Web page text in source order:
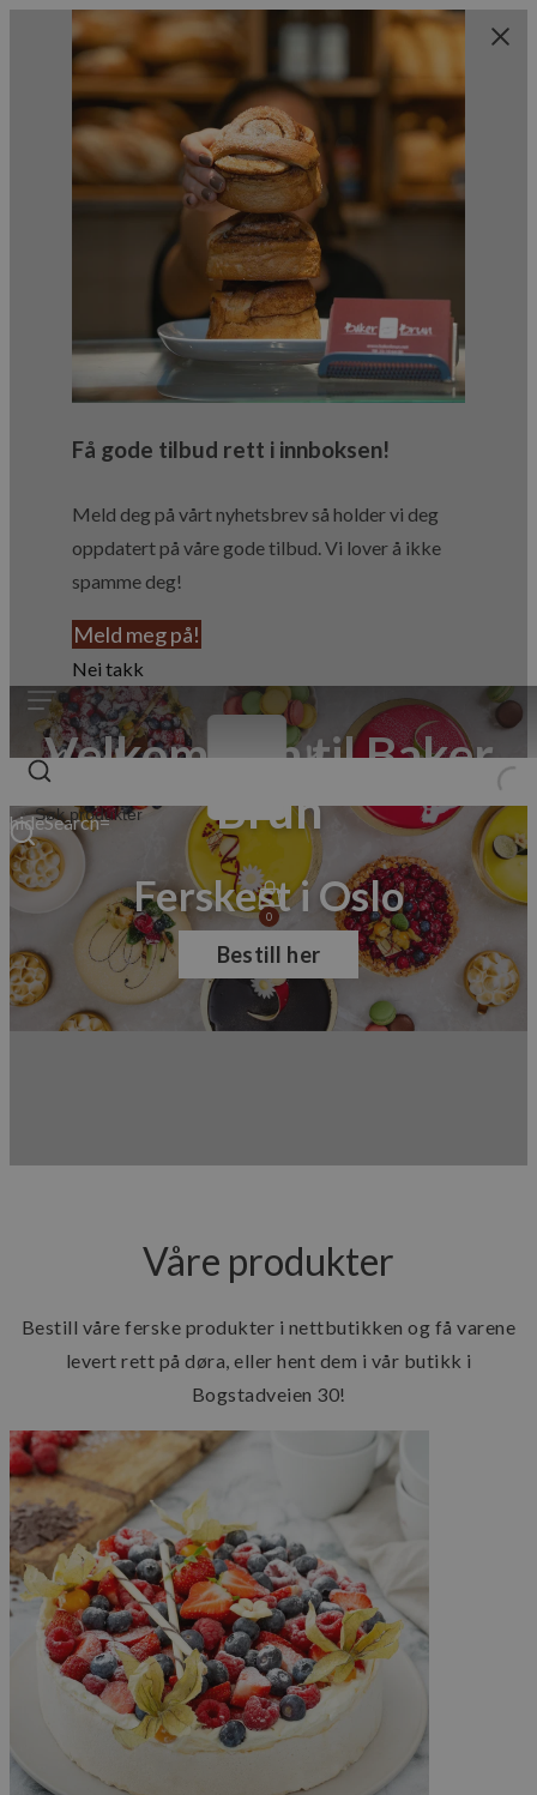
Få gode tilbud rett i innboksen!
Meld deg på vårt nyhetsbrev så holder vi deg
oppdatert på våre gode tilbud. Vi lover å ikke
spamme deg!
Meld meg på!
Nei takk
0
hideSearch=
Velkommen til Baker
Brun
Ferskest i Oslo
Bestill her
Våre produkter
Bestill våre ferske produkter i nettbutikken og få varene
levert rett på døra, eller hent dem i vår butikk i
Bogstadveien 30!